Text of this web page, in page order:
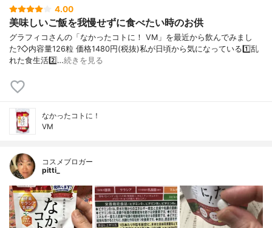
4.00
美味しいご飯を我慢せずに食べたい時のお供
グラフィコさんの「なかったコトに！ VM」を最近から飲んでみまし
た?◇内容量126粒 価格1480円(税抜)私が日頃から気になっている1️⃣乱
れた食生活2️⃣…続きを見る
なかったコトに！
VM
コスメブロガー
pitti_